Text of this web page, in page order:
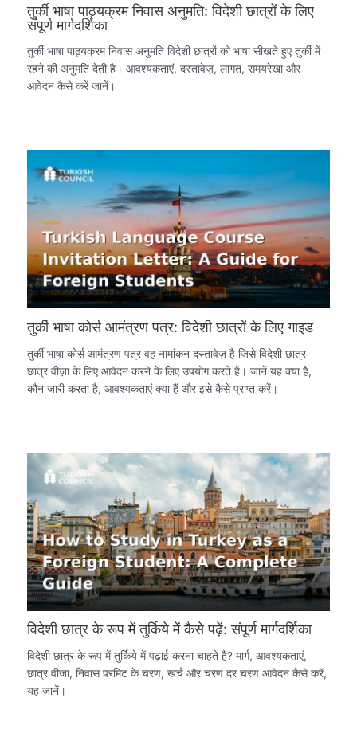
तुर्की भाषा पाठ्यक्रम निवास अनुमति: विदेशी छात्रों के लिए
संपूर्ण मार्गदर्शिका
तुर्की भाषा पाठ्यक्रम निवास अनुमति विदेशी छात्रों को भाषा सीखते हुए तुर्की में
रहने की अनुमति देती है। आवश्यकताएं, दस्तावेज़, लागत, समयरेखा और
आवेदन कैसे करें जानें।
तुर्की भाषा कोर्स आमंत्रण पत्र: विदेशी छात्रों के लिए गाइड
तुर्की भाषा कोर्स आमंत्रण पत्र वह नामांकन दस्तावेज़ है जिसे विदेशी छात्र
छात्र वीज़ा के लिए आवेदन करने के लिए उपयोग करते हैं। जानें यह क्या है,
कौन जारी करता है, आवश्यकताएं क्या हैं और इसे कैसे प्राप्त करें।
विदेशी छात्र के रूप में तुर्किये में कैसे पढ़ें: संपूर्ण मार्गदर्शिका
विदेशी छात्र के रूप में तुर्किये में पढ़ाई करना चाहते हैं? मार्ग, आवश्यकताएं,
छात्र वीजा, निवास परमिट के चरण, खर्च और चरण दर चरण आवेदन कैसे करें,
यह जानें।